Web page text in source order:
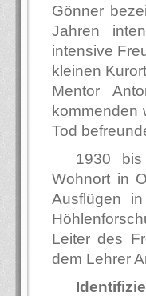
Gönner
Jahren
intensive
kleinen
Mentor
kommenden
Tod
1930
Wohnort in
Ausflügen
Leiter des
dem Lehrer